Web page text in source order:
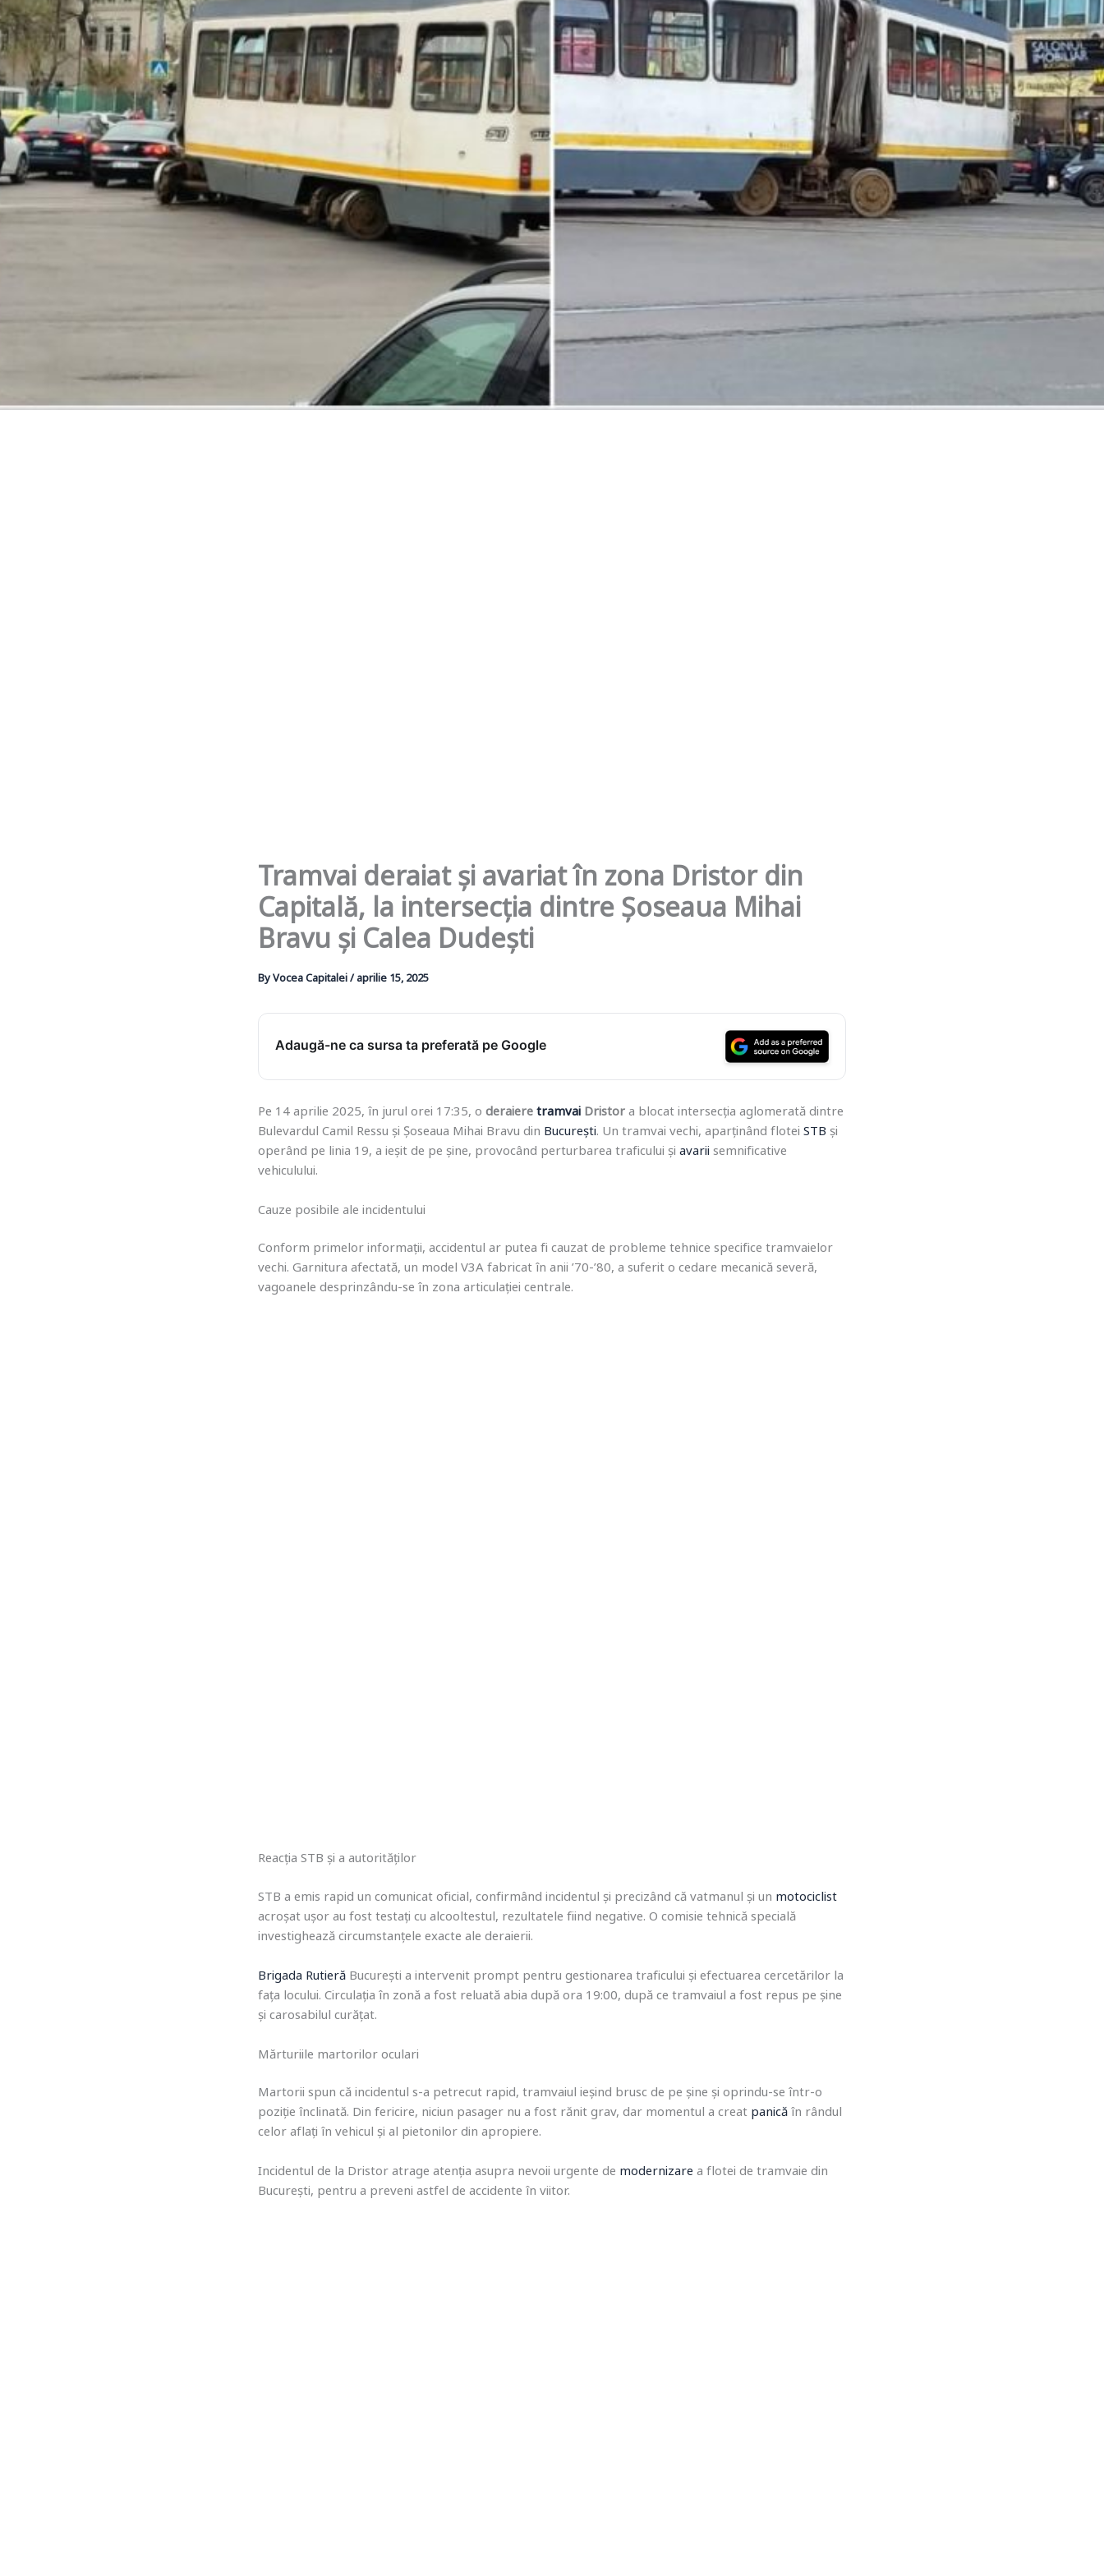
Tramvai deraiat și avariat în zona Dristor din
Capitală, la intersecția dintre Șoseaua Mihai
Bravu și Calea Dudești
ByVocea Capitalei/aprilie 15, 2025
Adaugă-ne ca sursa ta preferată pe Google
Pe 14 aprilie 2025, în jurul orei 17:35, o deraiere tramvai Dristor a blocat intersecția aglomerată dintre
Bulevardul Camil Ressu și Șoseaua Mihai Bravu din București. Un tramvai vechi, aparținând flotei STB și
operând pe linia 19, a ieșit de pe șine, provocând perturbarea traficului și avarii semnificative
vehiculului.
Cauze posibile ale incidentului
Conform primelor informații, accidentul ar putea fi cauzat de probleme tehnice specifice tramvaielor
vechi. Garnitura afectată, un model V3A fabricat în anii ’70-’80, a suferit o cedare mecanică severă,
vagoanele desprinzându-se în zona articulației centrale.
Reacția STB și a autorităților
STB a emis rapid un comunicat oficial, confirmând incidentul și precizând că vatmanul și un motociclist
acroșat ușor au fost testați cu alcooltestul, rezultatele fiind negative. O comisie tehnică specială
investighează circumstanțele exacte ale deraierii.
Brigada Rutieră București a intervenit prompt pentru gestionarea traficului și efectuarea cercetărilor la
fața locului. Circulația în zonă a fost reluată abia după ora 19:00, după ce tramvaiul a fost repus pe șine
și carosabilul curățat.
Mărturiile martorilor oculari
Martorii spun că incidentul s-a petrecut rapid, tramvaiul ieșind brusc de pe șine și oprindu-se într-o
poziție înclinată. Din fericire, niciun pasager nu a fost rănit grav, dar momentul a creat panică în rândul
celor aflați în vehicul și al pietonilor din apropiere.
Incidentul de la Dristor atrage atenția asupra nevoii urgente de modernizare a flotei de tramvaie din
București, pentru a preveni astfel de accidente în viitor.